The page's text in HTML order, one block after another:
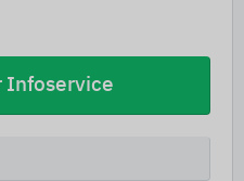
Infoservice